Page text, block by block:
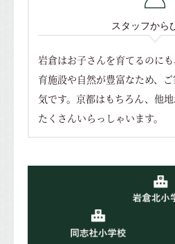
スタッフから
岩倉はお子さんを育てるのにも
育施設や自然が豊富なため、
気です。 京都はもちろん、他
たくさんいらっしゃいます。